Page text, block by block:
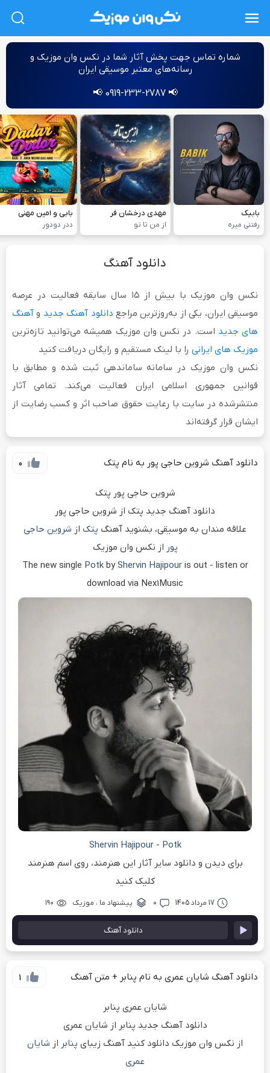
شماره‌ تماس جهت پخش آثار شما در نکس وان موزیک و
رسانه‌های معتبر موسیقی ایران
📢 0919-233-2787 📢
بابیک
رفتنی میره
مهدی درخشان فر
از من تا تو
بابی و امین مهنی
ددر دودور
دانلود آهنگ
نکس وان موزیک با بیش از ۱۵ سال سابقه فعالیت
در عرصه
موسیقی ایران، یکی از به‌روزترین مراجع دانلود آهنگ جدید و آهنگ
های جدید است. در نکس وان موزیک همیشه می‌توانید تازه‌ترین
موزیک های ایرانی را با لینک مستقیم و رایگان دریافت کنید
نکس وان موزیک در سامانه ساماندهی ثبت شده و مطابق با
قوانین جمهوری اسلامی ایران فعالیت می‌کند. تمامی آثار
منتشرشده در سایت با رعایت حقوق صاحب اثر و کسب رضایت از
ایشان قرار گرفته‌اند
0 دانلود آهنگ شروین حاجی پور به نام پتک
شروین حاجی پور پتک
دانلود آهنگ جدید پتک از شروین حاجی پور
علاقه مندان به موسیقی، بشنوید آهنگ پتک از شروین حاجی
پور از نکس وان موزیک
The new single Potk byShervin Hajipour is out - listen or
download via Nex1Music
Shervin Hajipour - Potk
برای دیدن و دانلود سایر آثار این هنرمند، روی اسم هنرمند
کلیک کنید
17 مرداد 1405 ۰ پیشنهاد ما ، موزیک ۱۹۰
دانلود آهنگ
1 دانلود آهنگ شایان عمری به نام پنابر + متن آهنگ
شایان عمری پنابر
دانلود آهنگ جدید پنابر از شایان عمری
از نکس وان موزیک دانلود کنید آهنگ زیبای پنابر از شایان
عمری